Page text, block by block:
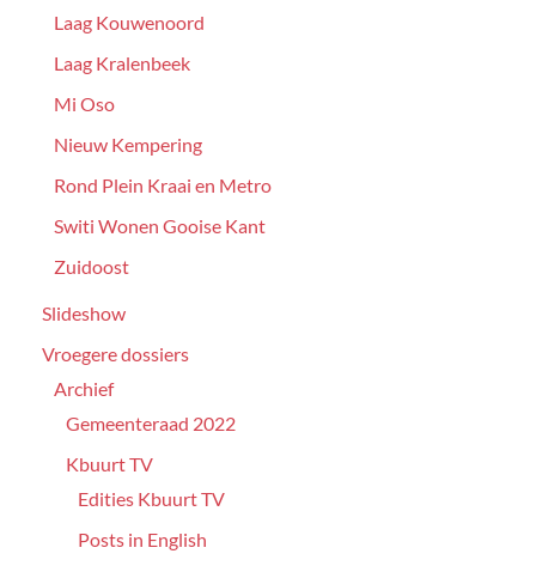
Laag Kouwenoord
Laag Kralenbeek
Mi Oso
Nieuw Kempering
Rond Plein Kraai en Metro
Switi Wonen Gooise Kant
Zuidoost
Slideshow
Vroegere dossiers
Archief
Gemeenteraad 2022
Kbuurt TV
Edities Kbuurt TV
Posts in English